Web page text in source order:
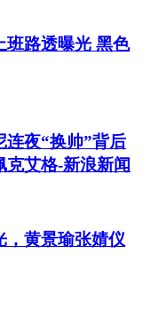
班路透曝光 黑色
连夜“换帅”背后
艾格-新浪新闻
，黄景瑜张婧仪